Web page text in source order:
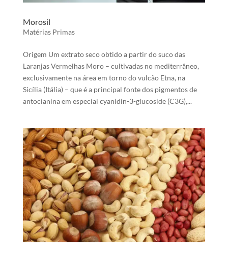
Morosil
Matérias Primas
Origem Um extrato seco obtido a partir do suco das
Laranjas Vermelhas Moro – cultivadas no mediterrâneo,
exclusivamente na área em torno do vulcão Etna, na
Sicília (Itália) – que é a principal fonte dos pigmentos de
antocianina em especial cyanidin-3-glucoside (C3G),...